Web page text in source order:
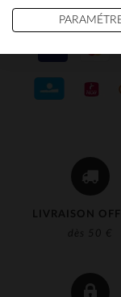
LIVRAISON
dès 50 €
NOS